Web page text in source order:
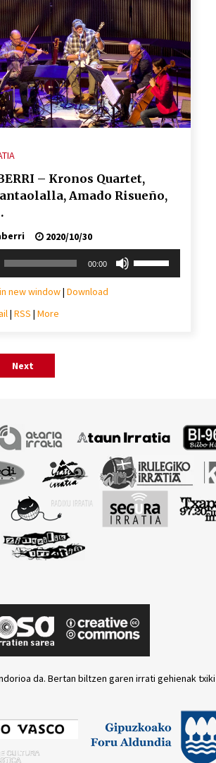
– Kronos Quartet,
Amado Risueño,
2020/10/30
00:00
new window| Download
| RSS | More
Next
da. Bertan biltzen garen irrati gehienak